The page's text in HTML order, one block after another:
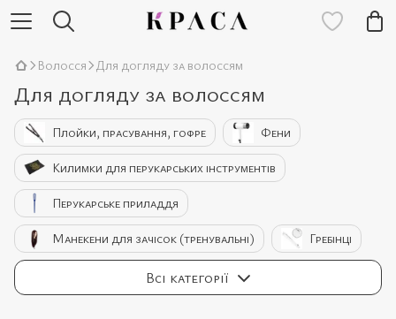
Волосся Для догляду за волоссям
Для догляду за волоссям
Плойки, прасування, гофре Фени
Килимки для перукарських інструментів
Перукарське приладдя
Манекени для зачісок (тренувальні) Гребінці
Для догляду за волоссямВсі категорії